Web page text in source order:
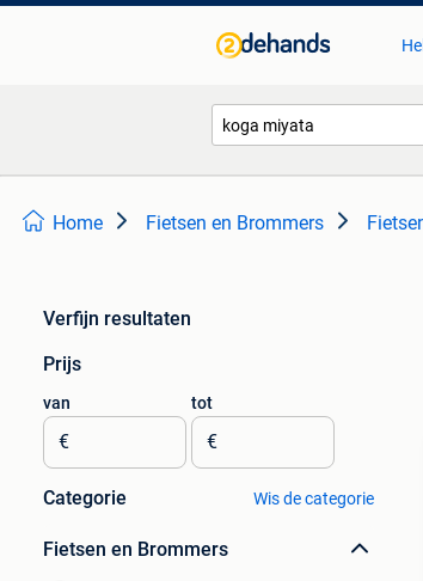
Home Fietsen en Brommers
Verfijn resultaten
Prijs
van
€
tot
€
Categorie Wis de categorie
Fietsen en Brommers